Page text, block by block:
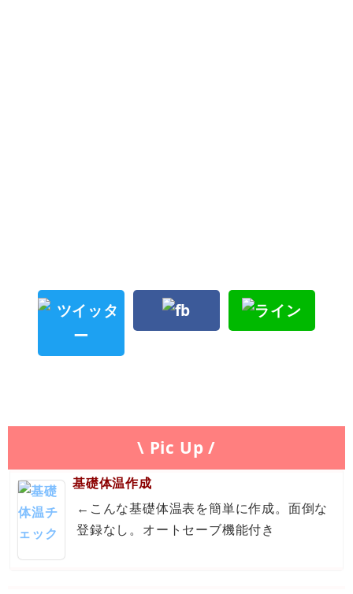
\ Pic Up /
基礎体温作成
←こんな基礎体温表を簡単に作成。面倒な
登録なし。オートセーブ機能付き